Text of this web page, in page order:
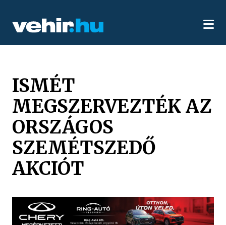
ISMÉT
MEGSZERVEZTÉK AZ
ORSZÁGOS
SZEMÉTSZEDŐ
AKCIÓT